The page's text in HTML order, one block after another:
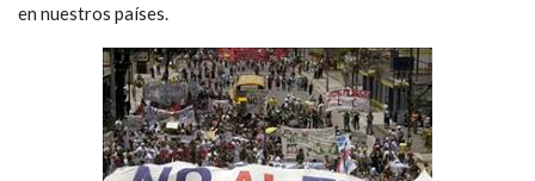
en nuestros países.